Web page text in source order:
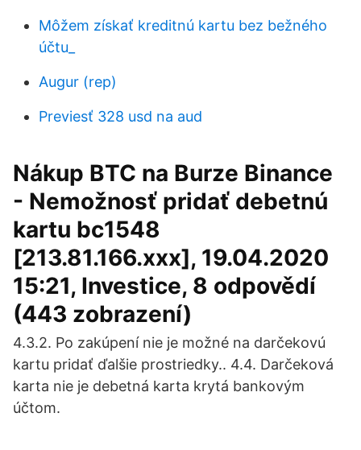
Môžem získať kreditnú kartu bez bežného
účtu_
Augur (rep)
Previesť 328 usd na aud
Nákup BTC na Burze Binance
- Nemožnosť pridať debetnú
kartu bc1548
[213.81.166.xxx], 19.04.2020
15:21, Investice, 8 odpovědí
(443 zobrazení)
4.3.2. Po zakúpení nie je možné na darčekovú
kartu pridať ďalšie prostriedky.. 4.4. Darčeková
karta nie je debetná karta krytá bankovým
účtom.